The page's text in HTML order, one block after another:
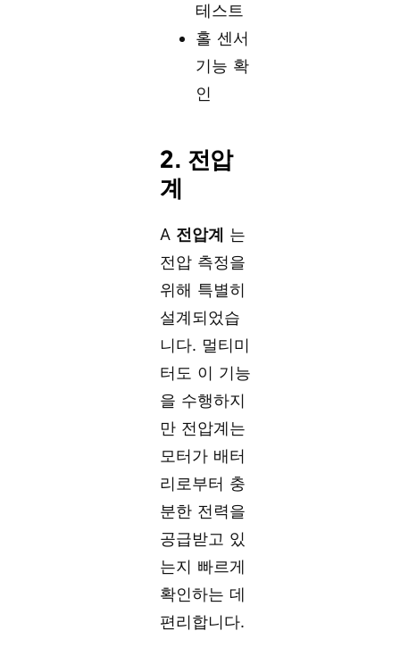
테스트
홀 센서
기능 확
인
2. 전압
계
A 전압계 는
전압 측정을
위해 특별히
설계되었습
니다. 멀티미
터도 이 기능
을 수행하지
만 전압계는
모터가 배터
리로부터 충
분한 전력을
공급받고 있
는지 빠르게
확인하는 데
편리합니다.